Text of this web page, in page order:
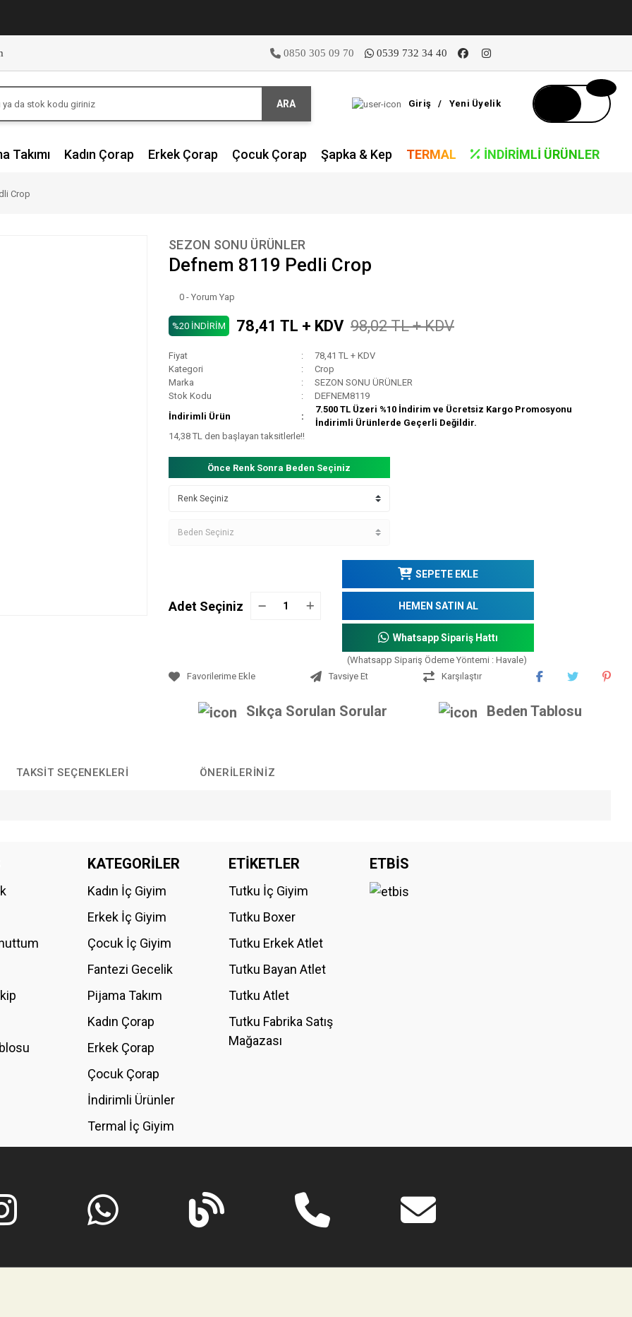
0850 305 09 70 0539 732 34 40
ARA Giriş / Yeni Üyelik
Takımı Kadın Çorap Erkek Çorap Çocuk Çorap Şapka & Kep TERMAL İNDIRIMLI ÜRÜNLER
Crop
SEZON SONU ÜRÜNLER
Defnem 8119 Pedli Crop
0 - Yorum Yap
%20 İNDİRİM 78,41 TL + KDV 98,02 TL + KDV
Fiyat
78,41 TL + KDV
Kategori
Crop
Marka
SEZON SONU ÜRÜNLER
Stok Kodu
DEFNEM8119
İndirimli Ürün
7.500 TL Üzeri %10 İndirim ve Ücretsiz Kargo Promosyonu
İndirimli Ürünlerde Geçerli Değildir.
14,38 TL den başlayan taksitlerle!!
Önce Renk Sonra Beden Seçiniz
Adet Seçiniz
SEPETE EKLE
HEMEN SATIN AL
Whatsapp Sipariş Hattı
(Whatsapp Sipariş Ödeme Yöntemi : Havale)
Tavsiye Et
Karşılaştır
Sıkça Sorulan Sorular Beden Tablosu
TAKSIT SEÇENEKLERI ÖNERILERINIZ
Bu ürüne ilk yorumu siz yapın!
KATEGORİLER
Kadın İç Giyim
Erkek İç Giyim
Çocuk İç Giyim
Fantezi Gecelik
Pijama Takım
Kadın Çorap
Erkek Çorap
Çocuk Çorap
İndirimli Ürünler
Termal İç Giyim
ETİKETLER
Tutku İç Giyim
Tutku Boxer
Tutku Erkek Atlet
Tutku Bayan Atlet
Tutku Atlet
Tutku Fabrika Satış
Mağazası
ETBİS